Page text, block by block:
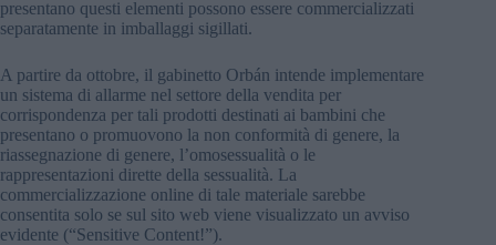
presentano questi elementi possono essere commercializzati
separatamente in imballaggi sigillati.
A partire da ottobre, il gabinetto Orbán intende implementare
un sistema di allarme nel settore della vendita per
corrispondenza per tali prodotti destinati ai bambini che
presentano o promuovono la non conformità di genere, la
riassegnazione di genere, l’omosessualità o le
rappresentazioni dirette della sessualità. La
commercializzazione online di tale materiale sarebbe
consentita solo se sul sito web viene visualizzato un avviso
evidente (“Sensitive Content!”).